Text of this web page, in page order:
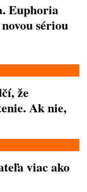
Euphoria
sériou
že
Ak nie,
viac ako